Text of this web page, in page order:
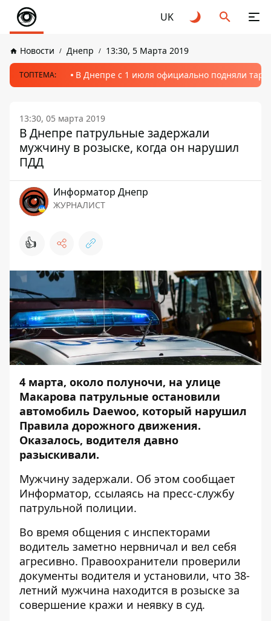
UK
Новости Днепр 13:30, 5 Марта 2019
ТОПТЕМА: В Днепре с 1 июля официально подняли
13:30, 05 марта 2019
В Днепре патрульные задержали
мужчину в розыске, когда он нарушил
ПДД
Информатор Днепр
ЖУРНАЛИСТ
👍
4 марта, около полуночи, на улице
Макарова патрульные остановили
автомобиль Daewoo, который нарушил
Правила дорожного движения.
Оказалось, водителя давно
разыскивали.
Мужчину задержали. Об этом сообщает
Информатор, ссылаясь на пресс-службу
патрульной полиции.
Во время общения с инспекторами
водитель заметно нервничал и вел себя
агресивно. Правоохранители проверили
документы водителя и установили, что 38-
летний мужчина находится в розыске за
совершение кражи и неявку в суд.